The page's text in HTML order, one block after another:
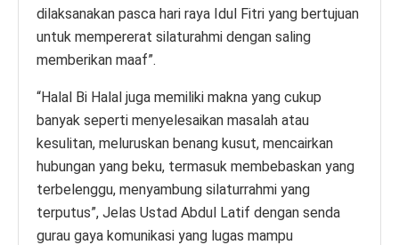
dilaksanakan pasca hari raya Idul Fitri yang bertujuan
untuk mempererat silaturahmi dengan saling
memberikan maaf”.
“Halal Bi Halal juga memiliki makna yang cukup
banyak seperti menyelesaikan masalah atau
kesulitan, meluruskan benang kusut, mencairkan
hubungan yang beku, termasuk membebaskan yang
terbelenggu, menyambung silaturrahmi yang
terputus”, Jelas Ustad Abdul Latif dengan senda
gurau gaya komunikasi yang lugas mampu